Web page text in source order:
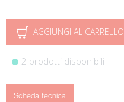
AGGIUNGI AL CARRELLO
2 prodotti disponibili
Scheda tecnica